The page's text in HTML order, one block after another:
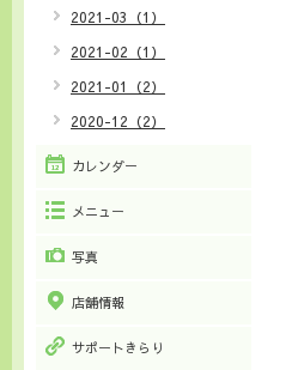
2021-03（1）
2021-02（1）
2021-01（2）
2020-12（2）
カレンダー
メニュー
写真
店舗情報
サポートきらり